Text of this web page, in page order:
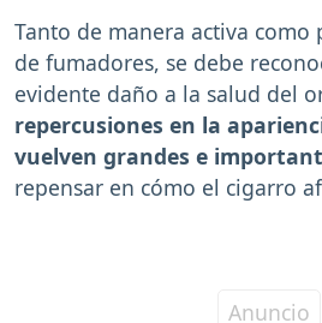
Tanto de manera activa como
de fumadores, se debe
evidente daño a la salud del
repercusiones en la
vuelven grandes e
repensar en cómo el cigarro